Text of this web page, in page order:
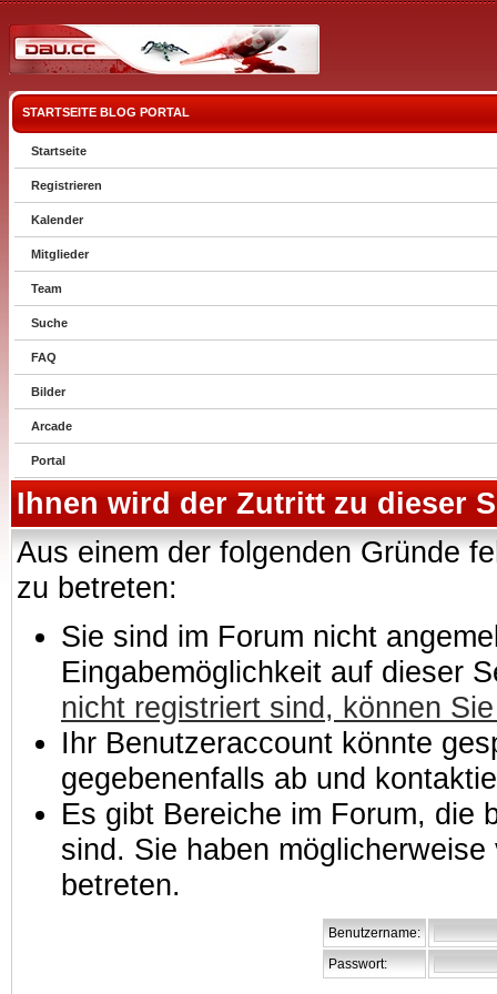
STARTSEITE BLOG PORTAL
Startseite
Registrieren
Kalender
Mitglieder
Team
Suche
FAQ
Bilder
Arcade
Portal
Ihnen wird der Zutritt zu dieser
Aus einem der folgenden Gründe
zu betreten:
Sie sind im Forum nicht
Eingabemöglichkeit auf dieser
nicht registriert sind, können
Ihr Benutzeraccount könnte
gegebenenfalls ab und
Es gibt Bereiche im Forum, die
sind. Sie haben
betreten.
Benutzername:
Passwort: